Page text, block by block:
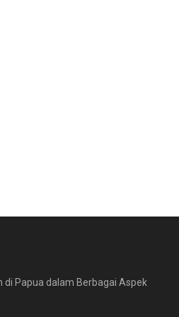
Papua dalam Berbagai Aspek